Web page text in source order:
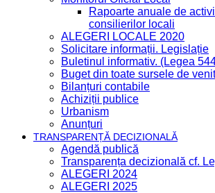
Rapoarte anuale de
consilierilor locali
ALEGERI LOCALE 2020
Solicitare informații. Legislație
Buletinul informativ. (Legea
Buget din toate sursele de
Bilanțuri contabile
Achiziții publice
Urbanism
Anunțuri
TRANSPARENȚĂ DECIZIONALĂ
Agendă publică
Transparența decizională cf.
ALEGERI 2024
ALEGERI 2025